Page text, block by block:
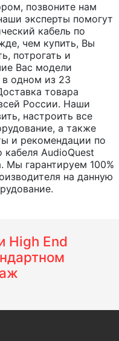
позвоните нам
эксперты помогут
кабель по
чем купить, Вы
потрогать и
Вас модели
в одном из 23
товара
России. Наши
настроить все
а также
и рекомендации по
кабеля AudioQuest
Мы гарантируем 100%
на данную
High End